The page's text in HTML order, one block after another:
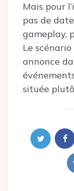
Mais pour
pas de
gameplay,
Le
annonce
située